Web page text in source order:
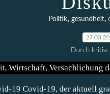
Politik, gesundheit,
Durch
19 Covid-19, der aktuell